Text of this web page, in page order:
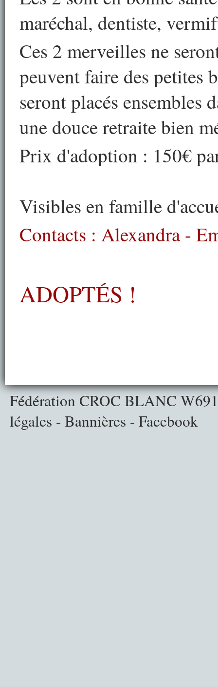
maréchal, dentiste,
Ces 2 merveilles ne
peuvent faire des petites
seront placés ensembles
une douce retraite bien
Prix d'adoption : 150€
Visibles en famille
Contacts : Alexandra -
ADOPTÉS !
Fédération CROC BLANC
légales - Bannières - Facebook